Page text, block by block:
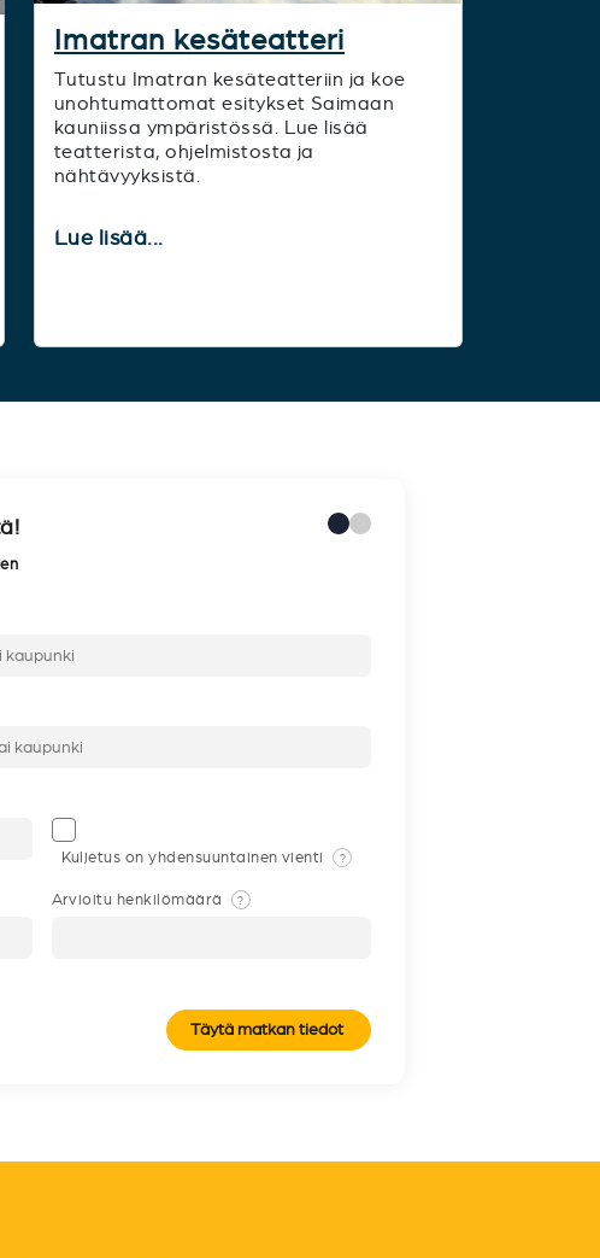
Imatran kesäteatteri
Tutustu Imatran kesäteatteriin ja koe
unohtumattomat esitykset Saimaan
kauniissa ympäristössä. Lue lisää
teatterista, ohjelmistosta ja
nähtävyyksistä.
Lue lisää...
Kuljetus on yhdensuuntainen vienti ?
Arvioitu henkilömäärä ?
Täytä matkan tiedot